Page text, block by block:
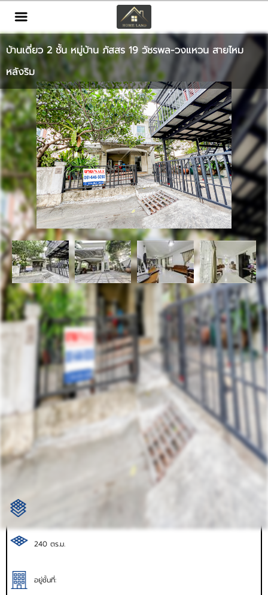
TH
เข้าสู่ระบบ สมัครสมาชิก
หน้าหลัก
ทรัพย์สิน
บริการ
ข่าวสาร
ติดต่อ
เพิ่มเติม
บ้านเดี่ยว 2 ชั้น หมู่บ้าน ภัสสร 19 วัชรพล-วงแหวน สายไหม
หลังริม
รหัสทรัพย์ BHL586
4/8/2024 8:44 PM
บ้านเดี่ยว 2 ชั้น หมู่บ้าน ภัสสร 19 วัชรพล-วงแหวน สายไหม
หลังริม
แขวงออเงิน เขตสายไหม กรุงเทพมหานคร 10220
ราคาขาย
4,600,000.00 ฿
240 ตร.ม.
อยู่ชั้นที่: